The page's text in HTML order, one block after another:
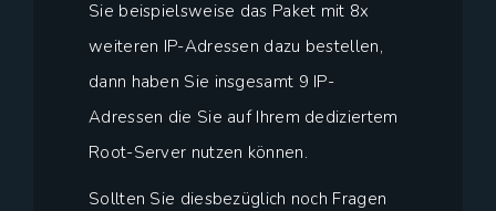
Sie beispielsweise das Paket mit 8x
weiteren IP-Adressen dazu bestellen,
dann haben Sie insgesamt 9 IP-
Adressen die Sie auf Ihrem dediziertem
Root-Server nutzen können.
Sollten Sie diesbezüglich noch Fragen